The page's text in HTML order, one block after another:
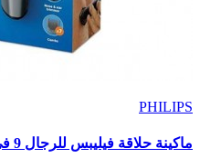
PHILIPS
ماكينة حلاقة فيليبس للرجال 9 في 1 موديل MG3747